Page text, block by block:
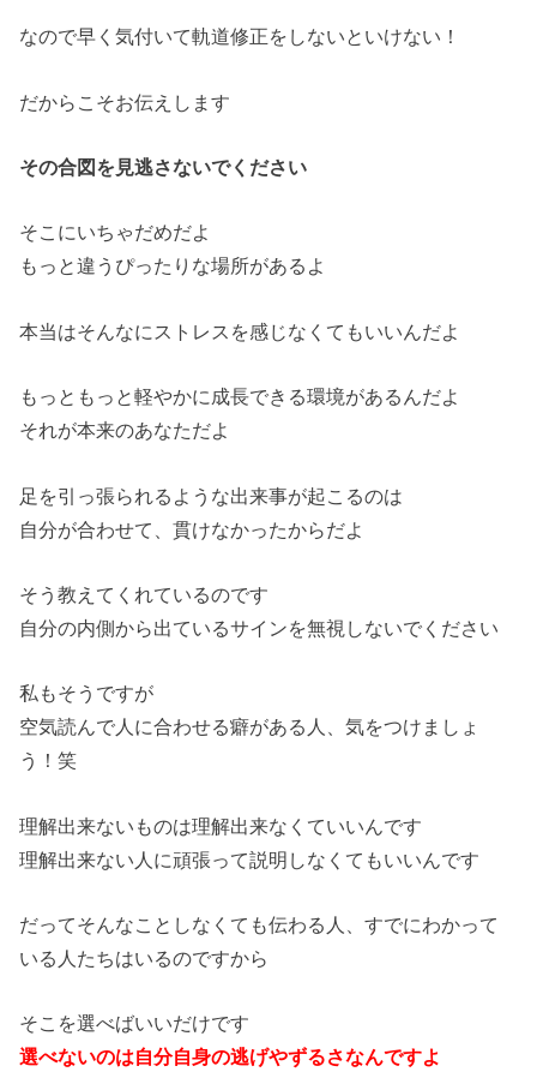
なので早く気付いて軌道修正をしないといけない！
だからこそお伝えします
その合図を見逃さないでください
そこにいちゃだめだよ
もっと違うぴったりな場所があるよ
本当はそんなにストレスを感じなくてもいいんだよ
もっともっと軽やかに成長できる環境があるんだよ
それが本来のあなただよ
足を引っ張られるような出来事が起こるのは
自分が合わせて、貫けなかったからだよ
そう教えてくれているのです
自分の内側から出ているサインを無視しないでください
私もそうですが
空気読んで人に合わせる癖がある人、気をつけましょ
う！笑
理解出来ないものは理解出来なくていいんです
理解出来ない人に頑張って説明しなくてもいいんです
だってそんなことしなくても伝わる人、すでにわかって
いる人たちはいるのですから
そこを選べばいいだけです
選べないのは自分自身の逃げやずるさなんですよ